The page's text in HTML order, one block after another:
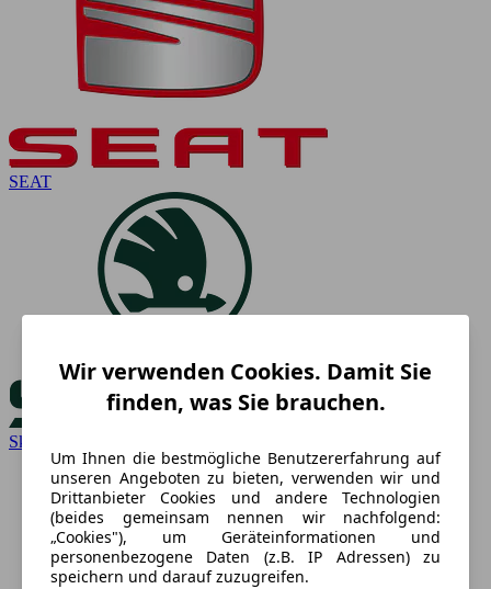
SEAT
Skoda
Wir verwenden Cookies. Damit Sie
finden, was Sie brauchen.
Um Ihnen die bestmögliche Benutzererfahrung auf
unseren Angeboten zu bieten, verwenden wir und
Drittanbieter Cookies und andere Technologien
(beides gemeinsam nennen wir nachfolgend:
„Cookies"), um Geräteinformationen und
personenbezogene Daten (z.B. IP Adressen) zu
speichern und darauf zuzugreifen.